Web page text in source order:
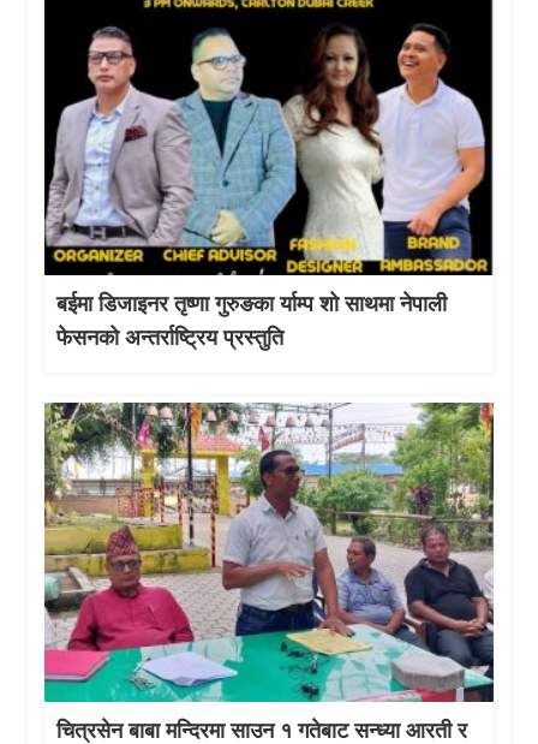
बईमा डिजाइनर तृष्णा गुरुङका र्याम्प शो साथमा नेपाली
फेसनको अन्तर्राष्ट्रिय प्रस्तुति
चित्रसेन बाबा मन्दिरमा साउन १ गतेबाट सन्ध्या आरती र